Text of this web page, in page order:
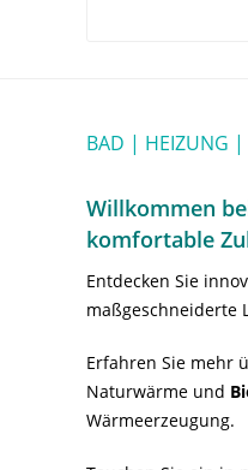
BAD | HEIZUNG |
Willkommen
komfortable
Entdecken Sie
maßgeschneiderte
Erfahren Sie mehr
Naturwärme und
Wärmeerzeugung.